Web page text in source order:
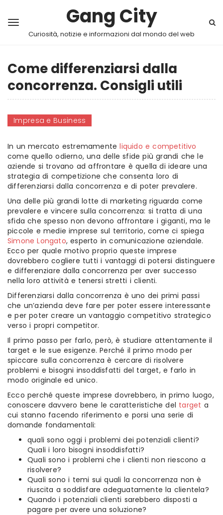
Gang City
Curiosità, notizie e informazioni dal mondo del web
Come differenziarsi dalla
concorrenza. Consigli utili
Impresa e Business
In un mercato estremamenteliquido e competitivo
come quello odierno, una delle sfide più grandi che le
aziende si trovano ad affrontare è quella di ideare una
strategia di competizione che consenta loro di
differenziarsi dalla concorrenza e di poter prevalere.
Una delle più grandi lotte di marketing riguarda come
prevalere e vincere sulla concorrenza: si tratta di una
sfida che spesso non devono affrontare i giganti, ma le
piccole e medie imprese sul territorio, come ci spiega
Simone Longato, esperto in comunicazione aziendale.
Ecco per quale motivo proprio queste imprese
dovrebbero cogliere tutti i vantaggi di potersi distinguere
e differenziare dalla concorrenza per aver successo
nella loro attività e tenersi stretti i clienti.
Differenziarsi dalla concorrenza è uno dei primi passi
che un’azienda deve fare per poter essere interessante
e per poter creare un vantaggio competitivo strategico
verso i propri competitor.
Il primo passo per farlo, però, è studiare attentamente il
target e le sue esigenze. Perché il primo modo per
spiccare sulla concorrenza è cercare di risolvere
problemi e bisogni insoddisfatti del target, e farlo in
modo originale ed unico.
Ecco perché queste imprese dovrebbero, in primo luogo,
conoscere davvero bene le caratteristiche del target a
cui stanno facendo riferimento e porsi una serie di
domande fondamentali:
quali sono oggi i problemi dei potenziali clienti?
Quali i loro bisogni insoddisfatti?
Quali sono i problemi che i clienti non riescono a
risolvere?
Quali sono i temi sui quali la concorrenza non è
riuscita a soddisfare adeguatamente la clientela?
Quando i potenziali clienti sarebbero disposti a
pagare per avere una soluzione?